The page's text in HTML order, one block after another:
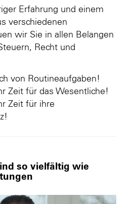
Erfahrung und einem
verschiedenen
wir Sie in allen Belangen
Recht und
von Routineaufgaben!
Zeit für das Wesentliche!
Zeit für ihre
so vielfältig wie